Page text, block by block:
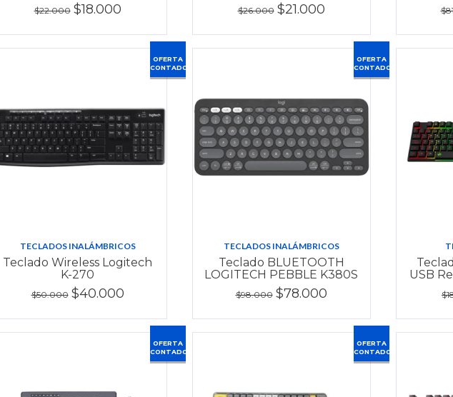
$22.000 $18.000 $26.000 $21.000
OFERTA
CONTADO
TECLADOS INALÁMBRICOS
Teclado Wireless Logitech
K-270
$50.000 $40.000
OFERTA
CONTADO
TECLADOS INALÁMBRICOS
Teclado BLUETOOTH
LOGITECH PEBBLE K380S
$98.000 $78.000
USB
OFERTA
CONTADO
OFERTA
CONTADO